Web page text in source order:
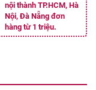
nội thành TP.HCM, Hà
Nội, Đà Nẵng đơn
hàng từ 1 triệu.